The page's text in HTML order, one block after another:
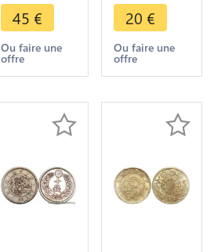
1989 An 9
1934
Argent
Silver AU !-
45 €
Ou faire une
offre
1873-1892-
Faire Offre
20 €
Ou faire une
offre